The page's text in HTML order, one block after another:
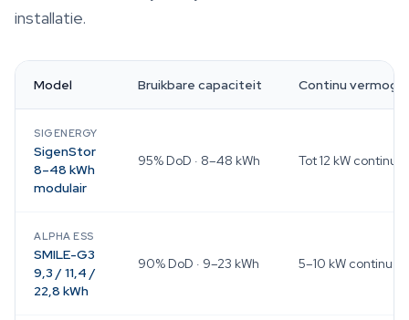
installatie.
Model Bruikbare capaciteit Continu
SIGENERGY
SigenStor
8–48 kWh
modulair
95% DoD · 8–48 kWh Tot 12 kW continu
ALPHA ESS
SMILE-G3
9,3 / 11,4 /
22,8 kWh
90% DoD · 9–23 kWh 5–10 kW continu